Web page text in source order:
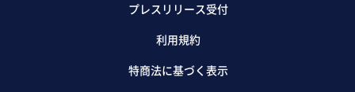
プレスリリース受付
利用規約
特商法に基づく表示